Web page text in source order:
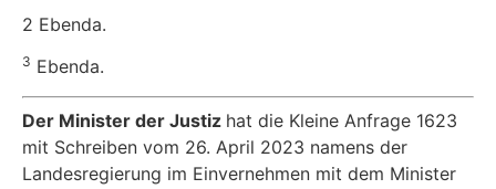
2 Ebenda.
3 Ebenda.
Der Minister der Justiz hat die Kleine Anfrage 1623
mit Schreiben vom 26. April 2023 namens der
Landesregierung im Einvernehmen mit dem Minister